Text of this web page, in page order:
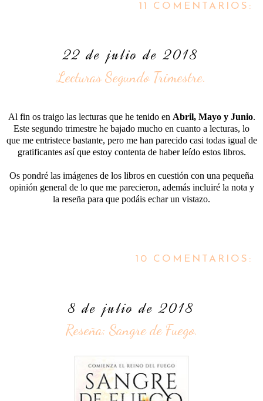
11 COMENTARIOS:
22 de julio de 2018
Lecturas Segundo Trimestre.
Al fin os traigo las lecturas que he tenido en Abril, Mayo y Junio.
Este segundo trimestre he bajado mucho en cuanto a lecturas, lo
que me entristece bastante, pero me han parecido casi todas igual de
gratificantes así que estoy contenta de haber leído estos libros.
Os pondré las imágenes de los libros en cuestión con una pequeña
opinión general de lo que me parecieron, además incluiré la nota y
la reseña para que podáis echar un vistazo.
10 COMENTARIOS:
8 de julio de 2018
Reseña: Sangre de Fuego.